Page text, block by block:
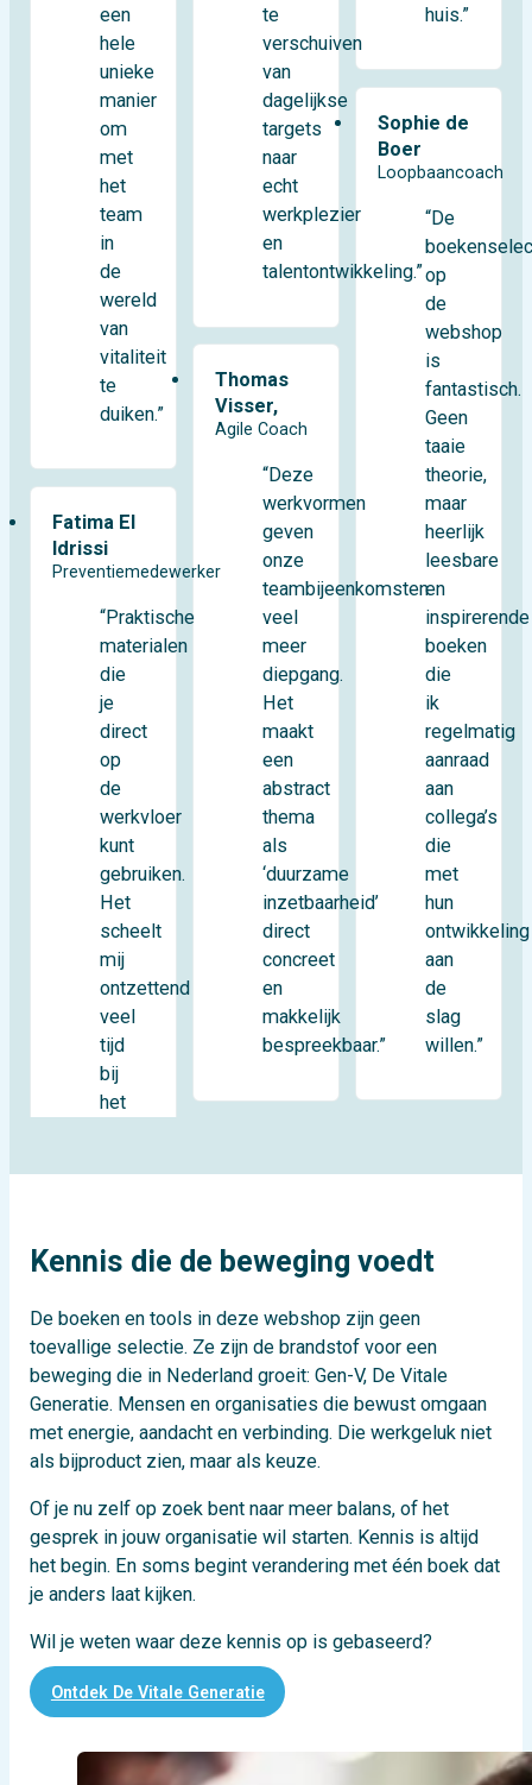
een
hele
unieke
manier
om
met
het
team
in
de
wereld
van
vitaliteit
te
duiken.”
Fatima El
Idrissi
Preventiemedewerker
“Praktische
materialen
die
je
direct
op
de
werkvloer
kunt
gebruiken.
Het
scheelt
mij
ontzettend
veel
tijd
bij
het
te
verschuiven
van
dagelijkse
targets
naar
echt
werkplezier
en
talentontwikkeling.”
Thomas
Visser,
Agile Coach
“Deze
werkvormen
geven
onze
teambijeenkomsten
veel
meer
diepgang.
Het
maakt
een
abstract
thema
als
‘duurzame
inzetbaarheid’
direct
concreet
en
makkelijk
bespreekbaar.”
huis.”
Sophie de
Boer
Loopbaancoach
“De
op
de
webshop
is
fantastisch.
Geen
taaie
theorie,
maar
heerlijk
leesbare
en
inspirerende
boeken
die
ik
regelmatig
aanraad
aan
collega’s
die
met
hun
ontwikkeling
aan
de
slag
willen.”
Kennis die de beweging voedt
De boeken en tools in deze webshop zijn geen
toevallige selectie. Ze zijn de brandstof voor een
beweging die in Nederland groeit: Gen-V, De Vitale
Generatie. Mensen en organisaties die bewust omgaan
met energie, aandacht en verbinding. Die werkgeluk niet
als bijproduct zien, maar als keuze.
Of je nu zelf op zoek bent naar meer balans, of het
gesprek in jouw organisatie wil starten. Kennis is altijd
het begin. En soms begint verandering met één boek dat
je anders laat kijken.
Wil je weten waar deze kennis op is gebaseerd?
Ontdek De Vitale Generatie